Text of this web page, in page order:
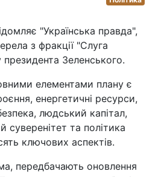
"Українська правда",
з фракції "Слуга
Зеленського.
елементами плану є
енергетичні ресурси,
людський капітал,
суверенітет та політика
ключових аспектів.
передбачають оновлення